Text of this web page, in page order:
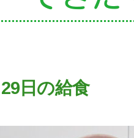
・園
日の給食